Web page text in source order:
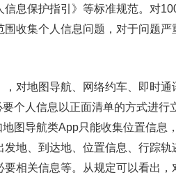
息保护指引》等标准规范。对
收集个人信息问题，对于问题
对地图导航、网络约车、即时
个人信息以正面清单的方式进
图导航类App只能收集位置信息
地、到达地、位置信息、行踪
相关信息等。从规定可以看出，